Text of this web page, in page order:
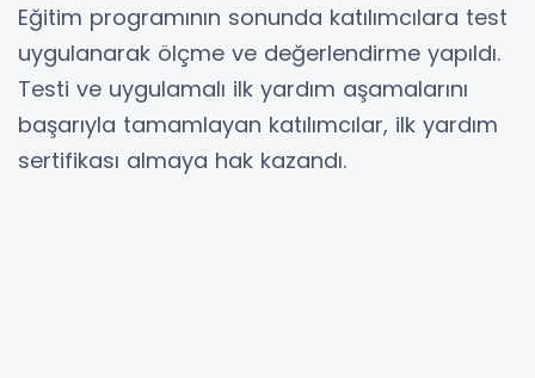
Eğitim programının sonunda katılımcılara test
uygulanarak ölçme ve değerlendirme yapıldı.
Testi ve uygulamalı ilk yardım aşamalarını
başarıyla tamamlayan katılımcılar, ilk yardım
sertifikası almaya hak kazandı.